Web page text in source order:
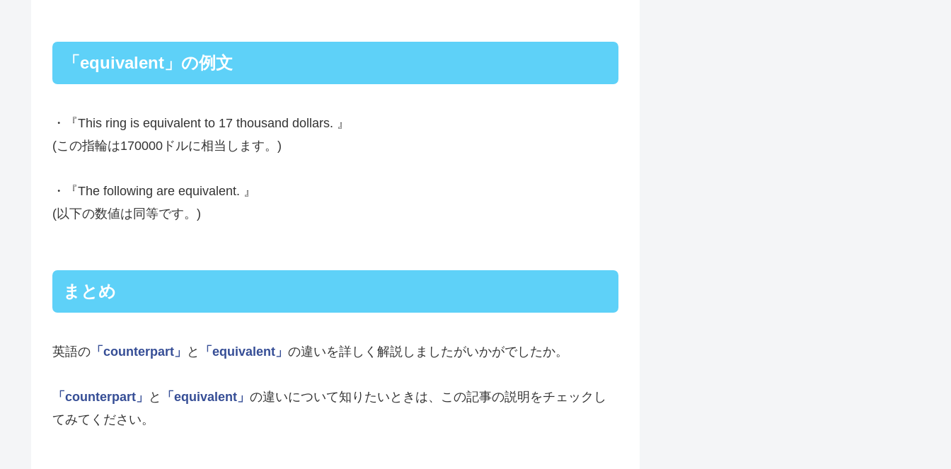
「equivalent」の例文
・『This ring is equivalent to 17 thousand dollars. 』
(この指輪は170000ドルに相当します。)
・『The following are equivalent. 』
(以下の数値は同等です。)
まとめ
英語の 「counterpart」 と 「equivalent」 の違いを詳しく解説しましたがいかがでしたか。
「counterpart」 と 「equivalent」 の違いについて知りたいときは、この記事の説明をチェックし
てみてください。